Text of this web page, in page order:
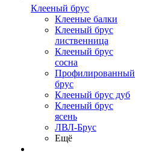
Клееный брус
Клееные балки
Клееный брус
лиственница
Клееный брус
сосна
Профилированный
брус
Клееный брус дуб
Клееный брус
ясень
ЛВЛ-Брус
Ещё